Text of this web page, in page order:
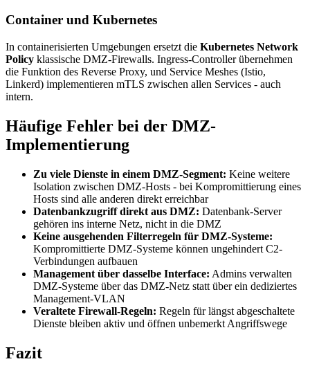
Container und Kubernetes
In containerisierten Umgebungen ersetzt die Kubernetes Network
Policy klassische DMZ-Firewalls. Ingress-Controller übernehmen
die Funktion des Reverse Proxy, und Service Meshes (Istio,
Linkerd) implementieren mTLS zwischen allen Services - auch
intern.
Häufige Fehler bei der DMZ-
Implementierung
Zu viele Dienste in einem DMZ-Segment: Keine weitere
Isolation zwischen DMZ-Hosts - bei Kompromittierung eines
Hosts sind alle anderen direkt erreichbar
Datenbankzugriff direkt aus DMZ: Datenbank-Server
gehören ins interne Netz, nicht in die DMZ
Keine ausgehenden Filterregeln für DMZ-Systeme:
Kompromittierte DMZ-Systeme können ungehindert C2-
Verbindungen aufbauen
Management über dasselbe Interface: Admins verwalten
DMZ-Systeme über das DMZ-Netz statt über ein dediziertes
Management-VLAN
Veraltete Firewall-Regeln: Regeln für längst abgeschaltete
Dienste bleiben aktiv und öffnen unbemerkt Angriffswege
Fazit